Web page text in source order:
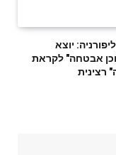
יוצא
אבטחה" לקראת
רצינית